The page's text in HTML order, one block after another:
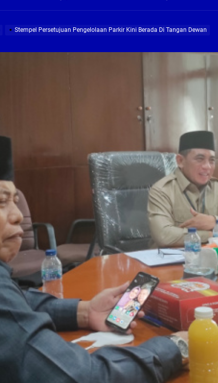
Pembebasan Lahan Hampir Rampung, Pembangunan Fly over Gedangan
Terima aduan warga, Komisi A cari solusi masalah warga Seketi dan
Demi Jajaran Direksi Delta Tirta Yang Profesional Dan Kapabel, Komisi
Stempel Persetujuan Pengelolaan Parkir Kini Berada Di Tangan Dewan